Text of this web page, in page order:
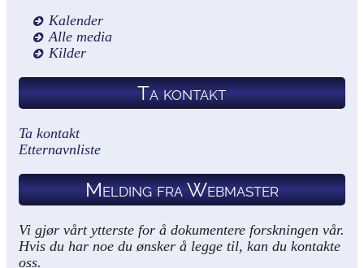
Kalender
Alle media
Kilder
Ta kontakt
Ta kontakt
Etternavnliste
Melding fra Webmaster
Vi gjør vårt ytterste for å dokumentere forskningen vår.
Hvis du har noe du ønsker å legge til, kan du kontakte
oss.